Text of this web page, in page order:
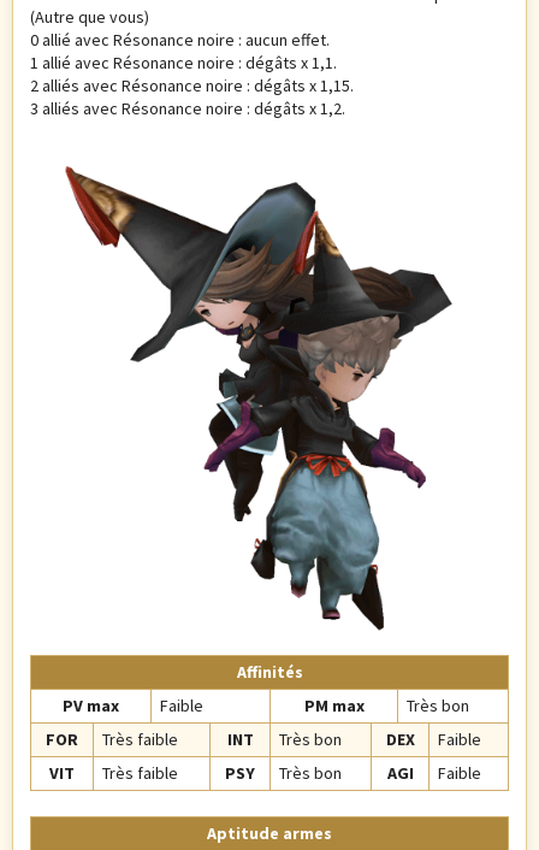
(Autre que vous)
0 allié avec Résonance noire : aucun effet.
1 allié avec Résonance noire : dégâts x 1,1.
2 alliés avec Résonance noire : dégâts x 1,15.
3 alliés avec Résonance noire : dégâts x 1,2.
Affinités
PV max
Faible PM max
Très bon
FOR
Très faible INT Très bon DEX
Faible
VIT
Très faible PSY Très bon AGI Faible
Aptitude armes